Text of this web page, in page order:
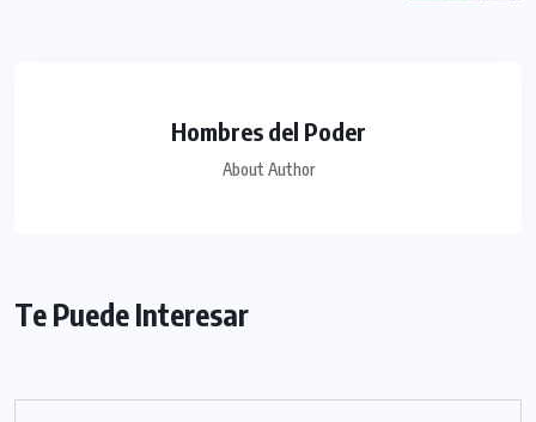
Hombres del Poder
About Author
Te Puede Interesar